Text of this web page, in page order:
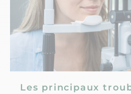
Les principaux